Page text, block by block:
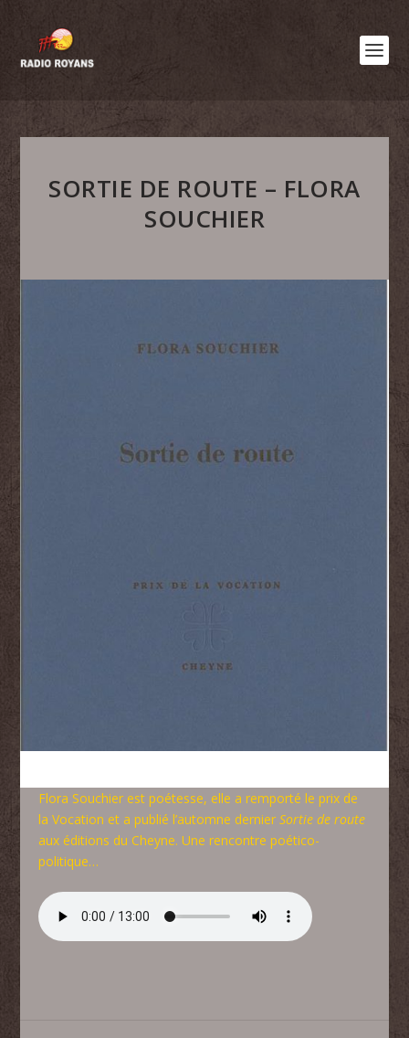
SORTIE DE ROUTE – FLORA
SOUCHIER
Flora Souchier est poétesse, elle a remporté le prix de
la Vocation et a publié l’automne dernierSortie de route
aux éditions du Cheyne. Une rencontre poético-
politique…